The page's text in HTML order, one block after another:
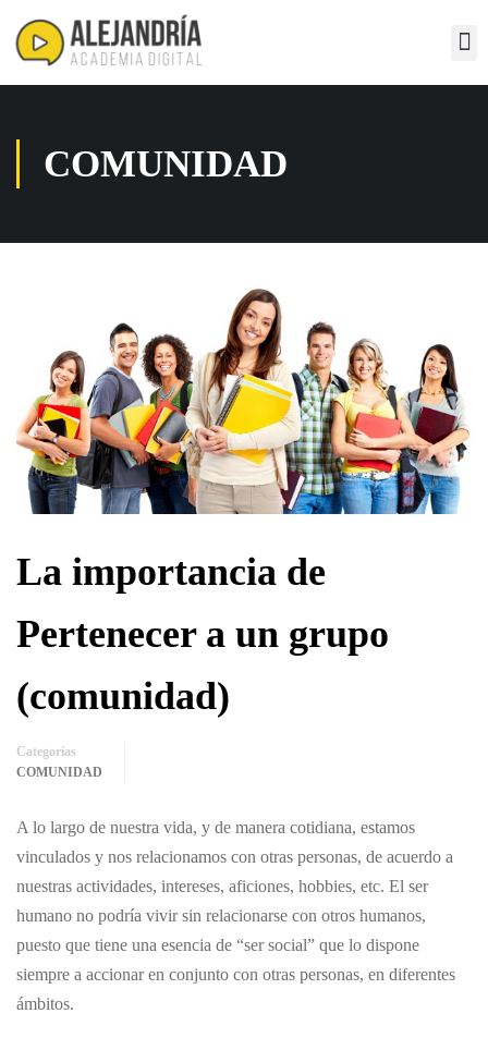
COMUNIDAD
La importancia de
Pertenecer a un grupo
(comunidad)
Categorías
COMUNIDAD
A lo largo de nuestra vida, y de manera cotidiana, estamos
vinculados y nos relacionamos con otras personas, de acuerdo a
nuestras actividades, intereses, aficiones, hobbies, etc. El ser
humano no podría vivir sin relacionarse con otros humanos,
puesto que tiene una esencia de “ser social” que lo dispone
siempre a accionar en conjunto con otras personas, en diferentes
ámbitos.